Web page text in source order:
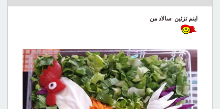
اینم تزئین سالاد من